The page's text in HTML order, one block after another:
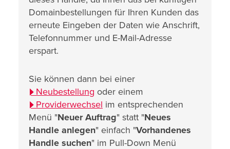
Domainbestellungen für Ihren Kunden das
erneute Eingeben der Daten wie Anschrift,
Telefonnummer und E-Mail-Adresse
erspart.
Sie können dann bei einer
Neubestellung oder einem
Providerwechsel im entsprechenden
Menü "Neuer Auftrag" statt "Neues
Handle anlegen" einfach "Vorhandenes
Handle suchen" im Pull-Down Menü